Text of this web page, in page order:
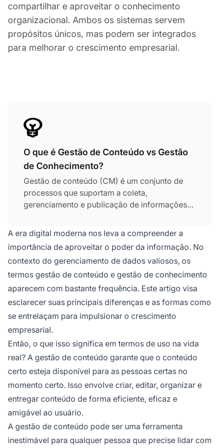
compartilhar e aproveitar o conhecimento
organizacional. Ambos os sistemas servem
propósitos únicos, mas podem ser integrados
para melhorar o crescimento empresarial.
O que é Gestão de Conteúdo vs Gestão
de Conhecimento?
Gestão de conteúdo (CM) é um conjunto de
processos que suportam a coleta,
gerenciamento e publicação de informações
conhecimento (KM) é uma abordagem mais
holística que envolve a criação,
compartilhamento, uso e gerenciamento do
conhecimento dentro de uma organização.
A era digital moderna nos leva a compreender a
importância de aproveitar o poder da informação. No
contexto do gerenciamento de dados valiosos, os
termos gestão de conteúdo e gestão de conhecimento
aparecem com bastante frequência. Este artigo visa
esclarecer suas principais diferenças e as formas como
se entrelaçam para impulsionar o crescimento
empresarial.
Então, o que isso significa em termos de uso na vida
real? A gestão de conteúdo garante que o conteúdo
certo esteja disponível para as pessoas certas no
momento certo. Isso envolve criar, editar, organizar e
entregar conteúdo de forma eficiente, eficaz e
amigável ao usuário.
A gestão de conteúdo pode ser uma ferramenta
inestimável para qualquer pessoa que precise lidar com